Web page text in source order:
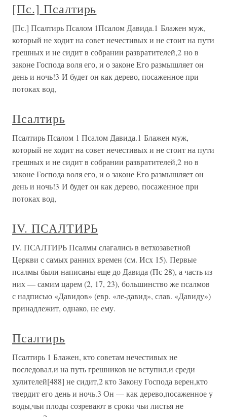
[Пс.] Псалтирь
[Пс.] Псалтирь Псалом 1Псалом Давида.1 Блажен муж,
который не ходит на совет нечестивых и не стоит на пути
грешных и не сидит в собрании развратителей,2 но в
законе Господа воля его, и о законе Его размышляет он
день и ночь!3 И будет он как дерево, посаженное при
потоках вод,
Псалтирь
Псалтирь Псалом 1 Псалом Давида.1 Блажен муж,
который не ходит на совет нечестивых и не стоит на пути
грешных и не сидит в собрании развратителей,2 но в
законе Господа воля его, и о законе Его размышляет он
день и ночь!3 И будет он как дерево, посаженное при
потоках вод,
IV. ПСАЛТИРЬ
IV. ПСАЛТИРЬ Псалмы слагались в ветхозаветной
Церкви с самых ранних времен (см. Исх 15). Первые
псалмы были написаны еще до Давида (Пс 28), а часть из
них — самим царем (2, 17, 23), большинство же псалмов
с надписью «Давидов» (евр. «ле-давид», слав. «Давиду»)
принадлежит, однако, не ему.
Псалтирь
Псалтирь 1 Блажен, кто советам нечестивых не
последовал,и на путь грешников не вступил,и среди
хулителей[488] не сидит,2 кто Закону Господа верен,кто
твердит его день и ночь.3 Он — как дерево,посаженное у
воды,чьи плоды созревают в сроки чьи листья не